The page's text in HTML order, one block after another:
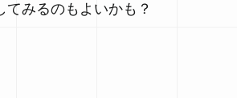
てみるのもよいかも？